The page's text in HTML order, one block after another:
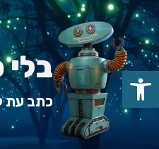
Skip
to
content
כתב עת
פתח סרגל